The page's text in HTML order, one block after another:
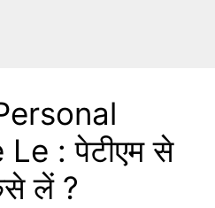
: पेटीएम से
लें ?